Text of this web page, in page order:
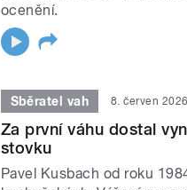
ocenění.
Sběratel vah 8. červen 2026
Za první váhu dostal
stovku
Pavel Kusbach od roku